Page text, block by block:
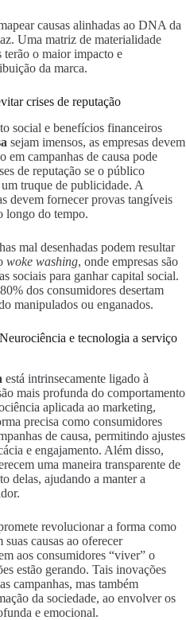
causas alinhadas ao DNA da
Uma matriz de materialidade
o maior impacto e
da marca.
crises de reputação
social e benefícios financeiros
sejam imensos, as empresas devem
em campanhas de causa pode
de reputação se o público
truque de publicidade. A
devem fornecer provas tangíveis
longo do tempo.
mal desenhadas podem resultar
woke washing, onde empresas são
sociais para ganhar capital social.
dos consumidores desertam
manipulados ou enganados.
e tecnologia a serviço
está intrinsecamente ligado à
mais profunda do comportamento
aplicada ao marketing,
precisa como consumidores
de causa, permitindo ajustes
e engajamento. Além disso,
uma maneira transparente de
delas, ajudando a manter a
revolucionar a forma como
causas ao oferecer
aos consumidores “viver” o
estão gerando. Tais inovações
campanhas, mas também
da sociedade, ao envolver os
e emocional.